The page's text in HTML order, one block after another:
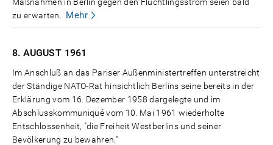
zu erwarten.
Mehr
8. AUGUST 1961
Im Anschluß an das Pariser Außenministertreffen unterstreicht
der Ständige NATO-Rat hinsichtlich Berlins seine bereits in der
Erklärung vom 16. Dezember 1958 dargelegte und im
Abschlusskommuniqué vom 10. Mai 1961 wiederholte
Entschlossenheit, "die Freiheit Westberlins und seiner
Bevölkerung zu bewahren."